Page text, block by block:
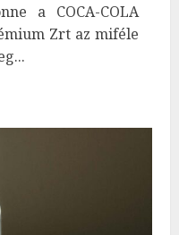
a COCA-COLA
Zrt az miféle